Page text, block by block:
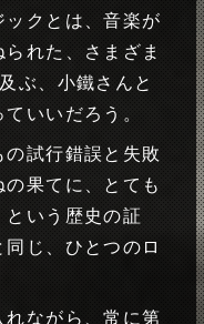
クとは、音楽が
れた、さまざま
ぶ、小鐵さんと
いいだろう。
試行錯誤と失敗
果てに、とても
いう歴史の証
じ、ひとつのロ
ながら、常に第